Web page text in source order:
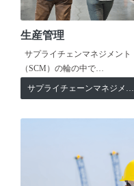
生産管理
サプライチェンマネジメント
（SCM）の輪の中で…
サプライチェーンマネジメント